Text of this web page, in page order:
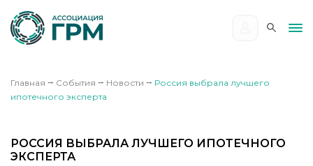
Главная ⭢ События ⭢ Новости ⭢ Россия выбрала лучшего
ипотечного эксперта
РОССИЯ ВЫБРАЛА ЛУЧШЕГО ИПОТЕЧНОГО
ЭКСПЕРТА